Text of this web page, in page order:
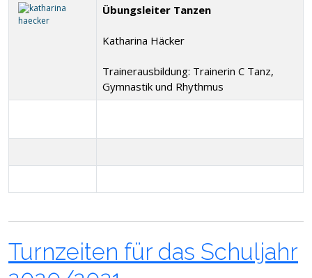
Übungsleiter Tanzen
Katharina Häcker
Trainerausbildung: Trainerin C Tanz,
Gymnastik und Rhythmus
Turnzeiten für das Schuljahr